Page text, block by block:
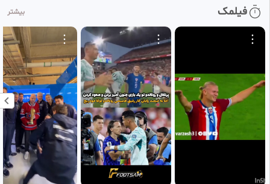
95
HD
جعبه ای اسرار
1 ماه پیش
96
0:07:27
گزارش فارسی بازی پرتغال و
کرواسی جام جهانی ۲۰۲۶
جعبه ای اسرار
1 ماه پیش
0:03:08
خلاصه بازی سوئیس ۲ الجزایر ۰ /
جام جهانی ۲۰۲۶
جعبه ای اسرار
1 ماه پیش
فیلمک بیشتر